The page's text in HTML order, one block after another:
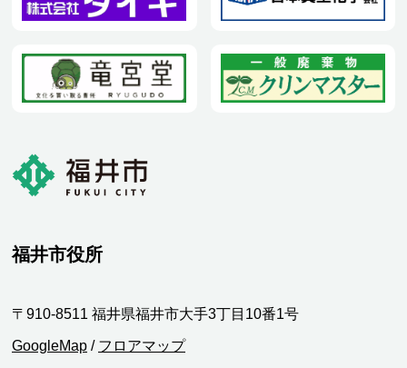
福井市役所
〒910-8511 福井県福井市大手3丁目10番1号
GoogleMap / フロアマップ